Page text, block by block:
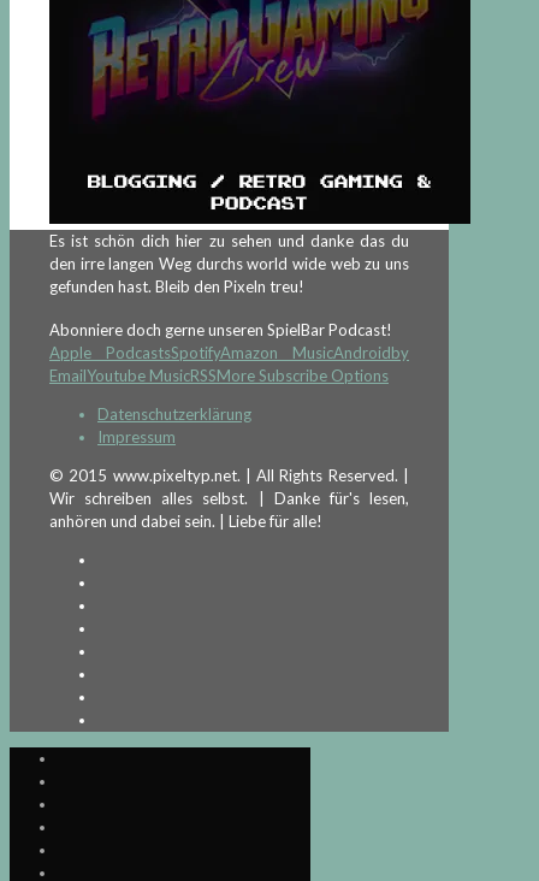
Es ist schön dich hier zu sehen und danke das du
den irre langen Weg durchs world wide web zu uns
gefunden hast. Bleib den Pixeln treu!
Abonniere doch gerne unseren SpielBar Podcast!
Apple PodcastsSpotifyAmazon MusicAndroidby
EmailYoutube MusicRSSMore Subscribe Options
Datenschutzerklärung
Impressum
© 2015 www.pixeltyp.net. | All Rights Reserved. |
Wir schreiben alles selbst. | Danke für's lesen,
anhören und dabei sein. | Liebe für alle!